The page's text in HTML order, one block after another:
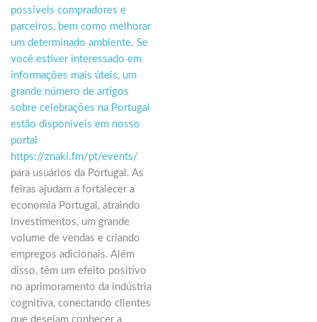
possíveis compradores e
parceiros, bem como melhorar
um determinado ambiente. Se
você estiver interessado em
informações mais úteis, um
grande número de artigos
sobre celebrações na Portugal
estão disponíveis em nosso
portal
https://znaki.fm/pt/events/
para usuários da Portugal. As
feiras ajudam a fortalecer a
economia Portugal, atraindo
investimentos, um grande
volume de vendas e criando
empregos adicionais. Além
disso, têm um efeito positivo
no aprimoramento da indústria
cognitiva, conectando clientes
que desejam conhecer a